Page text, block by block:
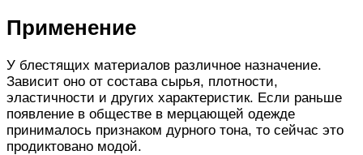
Применение
У блестящих материалов различное назначение.
Зависит оно от состава сырья, плотности,
эластичности и других характеристик. Если раньше
появление в обществе в мерцающей одежде
принималось признаком дурного тона, то сейчас это
продиктовано модой.